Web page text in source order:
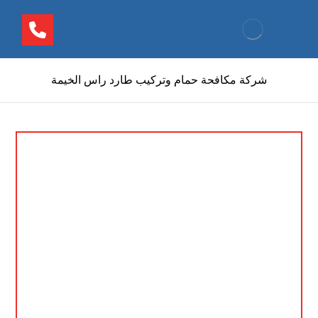
شركة مكافحة حمام وتركيب طارد راس الخيمة